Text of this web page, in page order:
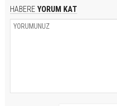
HABERE YORUM KAT